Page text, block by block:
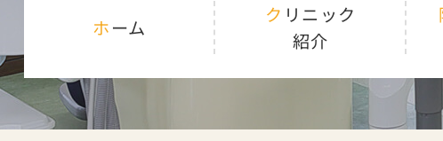
ホーム
クリニック
紹介